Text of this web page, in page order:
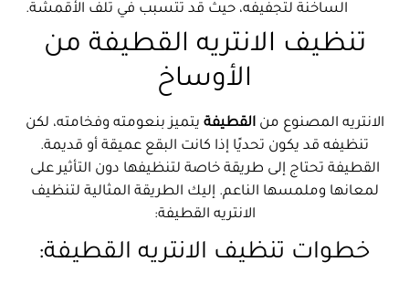
الساخنة لتجفيفه، حيث قد تتسبب في تلف الأقمشة.
تنظيف الانتريه القطيفة من
الأوساخ
الانتريه المصنوع منالقطيفة يتميز بنعومته وفخامته، لكن
تنظيفه قد يكون تحديًا إذا كانت البقع عميقة أو قديمة.
القطيفة تحتاج إلى طريقة خاصة لتنظيفها دون التأثير على
لمعانها وملمسها الناعم. إليك الطريقة المثالية لتنظيف
الانتريه القطيفة:
خطوات تنظيف الانتريه القطيفة: